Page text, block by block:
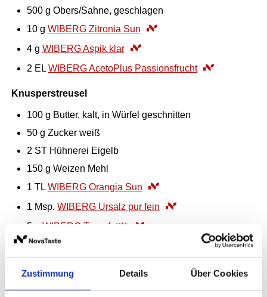
Zustimmung Details Über Cookies
500 g Obers/Sahne, geschlagen
10 g WIBERG Zitronia Sun
4 g WIBERG Aspik klar
2 EL WIBERG AcetoPlus Passionsfrucht
Knusperstreusel
100 g Butter, kalt, in Würfel geschnitten
50 g Zucker weiß
2 ST Hühnerei Eigelb
150 g Weizen Mehl
1 TL WIBERG Orangia Sun
1 Msp. WIBERG Ursalz pur fein
5
WIBERG Trennfett**
500 g Erdbeeren, geviertelt
80 ml WIBERG Sweet Sauce Strawberry